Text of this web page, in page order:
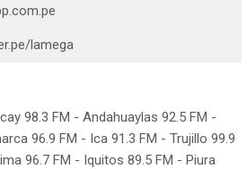
lamega
98.3 FM - Andahuaylas 92.5 FM -
96.9 FM - Ica 91.3 FM - Trujillo 99.9
96.7 FM - Iquitos 89.5 FM - Piura